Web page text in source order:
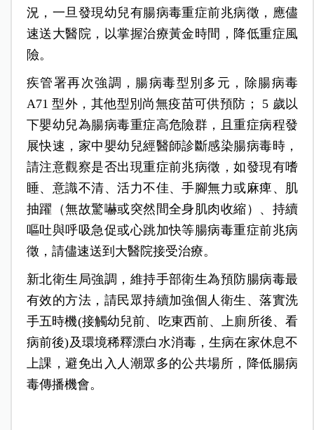
況，一旦發現幼兒有腸病毒重症前兆病徵，應儘
速送大醫院，以掌握治療黃金時間，降低重症風
險。
疾管署再次強調，腸病毒型別多元，除腸病毒
A71 型外，其他型別尚無疫苗可供預防； 5 歲以
下嬰幼兒為腸病毒重症高危險群，且重症病程發
展快速，家中嬰幼兒經醫師診斷感染腸病毒時，
請注意觀察是否出現重症前兆病徵，如發現有嗜
睡、意識不清、活力不佳、手腳無力或麻痺、肌
抽躍（無故驚嚇或突然間全身肌肉收縮）、持續
嘔吐與呼吸急促或心跳加快等腸病毒重症前兆病
徵，請儘速送到大醫院接受治療。
新北衛生局強調，維持手部衛生為預防腸病毒最
有效的方法，請民眾持續加強個人衛生、落實洗
手五時機(接觸幼兒前、吃東西前、上廁所後、看
病前後)及環境稀釋漂白水消毒，生病在家休息不
上課，避免出入人潮眾多的公共場所，降低腸病
毒傳播機會。